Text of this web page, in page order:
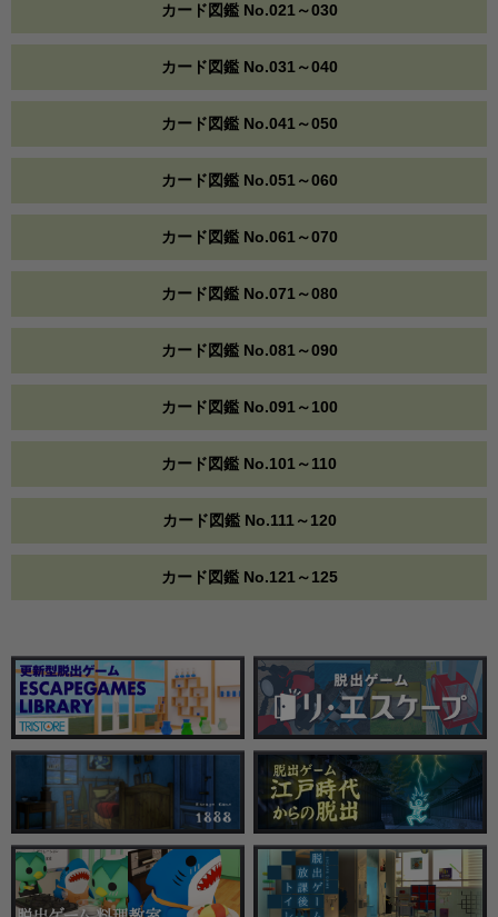
カード図鑑 No.021～030
カード図鑑 No.031～040
カード図鑑 No.041～050
カード図鑑 No.051～060
カード図鑑 No.061～070
カード図鑑 No.071～080
カード図鑑 No.081～090
カード図鑑 No.091～100
カード図鑑 No.101～110
カード図鑑 No.111～120
カード図鑑 No.121～125